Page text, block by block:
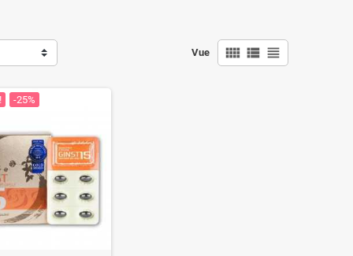
Vue view_comfy view_list view_headline
-25%